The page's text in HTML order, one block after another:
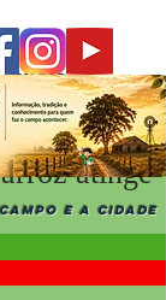
E A CIDADE
atinge